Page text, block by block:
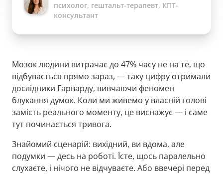
психолог, гештальт-терапевт, КПТ-
консультант
Мозок людини витрачає до 47% часу не на те, що
відбувається прямо зараз, — таку цифру отримали
дослідники Гарварду, вивчаючи феномен
блукання думок. Коли ми живемо у власній голові
замість реального моменту, це виснажує — і саме
тут починається тривога.
Знайомий сценарій: вихідний, ви вдома, але
подумки — десь на роботі. Їсте, щось паралельно
слухаєте, і нічого не відчуваєте. Або ввечері перед